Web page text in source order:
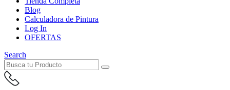
Blog
Calculadora de Pintura
Log In
OFERTAS
Search